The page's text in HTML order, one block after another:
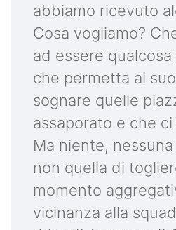
abbiamo ricevuto
Cosa vogliamo?
ad essere
che permetta ai
sognare quelle
assaporato e che
Ma niente,
non quella di
momento
vicinanza alla